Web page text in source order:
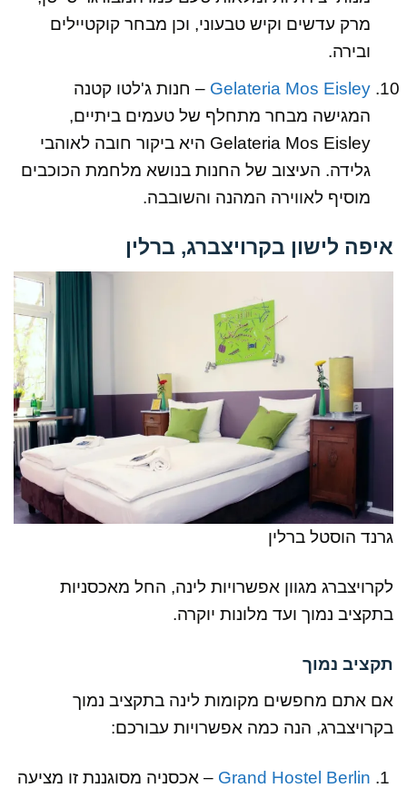
מרק עדשים וקיש טבעוני, וכן מבחר קוקטיילים
ובירה.
Gelateria Mos Eisley – חנות ג'לטו קטנה
המגישה מבחר מתחלף של טעמים ביתיים,
Gelateria Mos Eisley היא ביקור חובה לאוהבי
גלידה. העיצוב של החנות בנושא מלחמת הכוכבים
מוסיף לאווירה המהנה והשובבה.
איפה לישון בקרויצברג, ברלין
גרנד הוסטל ברלין
לקרויצברג מגוון אפשרויות לינה, החל מאכסניות
בתקציב נמוך ועד מלונות יוקרה.
תקציב נמוך
אם אתם מחפשים מקומות לינה בתקציב נמוך
בקרויצברג, הנה כמה אפשרויות עבורכם:
Grand Hostel Berlin – אכסניה מסוגננת זו מציעה